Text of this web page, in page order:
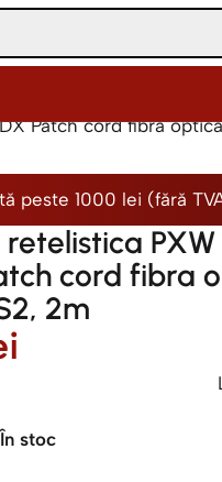
Patch cord fibra
peste 1000 lei (fără
cord fibra
2m
În stoc